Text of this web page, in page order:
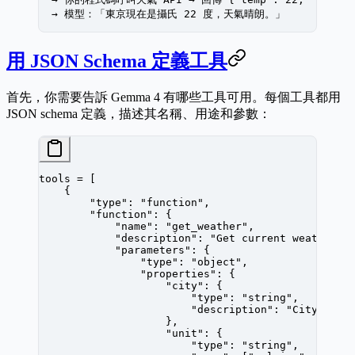
  → 模型：「東京現在是攝氏 22 度，天氣晴朗。」
用 JSON Schema 定義工具
首先，你需要告訴 Gemma 4 有哪些工具可用。每個工具都用
JSON schema 定義，描述其名稱、用途和參數：
tools =
    {
        "type"
: "function" ,
        "function"
: {
            "name"
: "get_weather" ,
            "description"
:
"Get current weather
            "parameters"
: {
                "type"
: "object" ,
                "properties"
: {
                    "city"
: {
                        "type"
: "string" ,
                        "description"
:
"City
                    },
                    "unit"
: {
                        "type"
: "string" ,